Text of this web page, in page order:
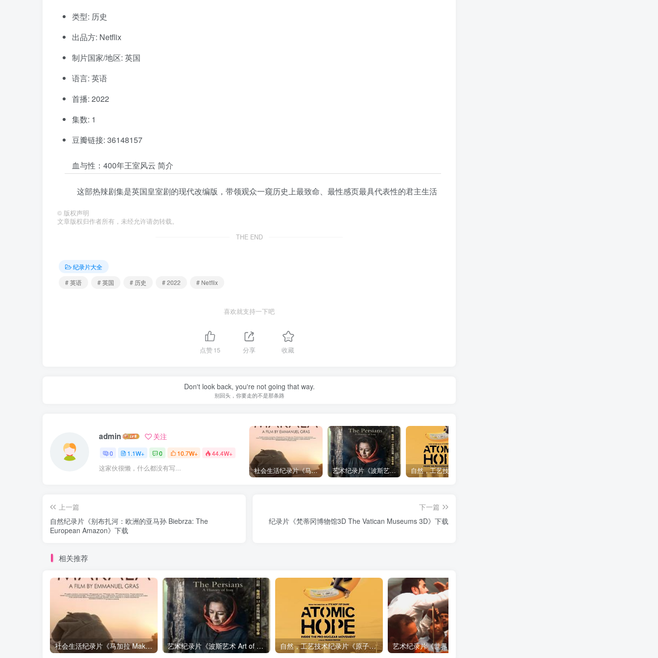
类型: 历史
出品方: Netflix
制片国家/地区: 英国
语言: 英语
首播: 2022
集数: 1
豆瓣链接: 36148157
血与性：400年王室风云 简介
这部热辣剧集是英国皇室剧的现代改编版，带领观众一窥历史上最致命、最性感页最具代表性的君主生活
© 版权声明
文章版权归作者所有，未经允许请勿转载。
THE END
纪录片大全
# 英语
# 英国 # 历史 # 2022 # Netflix
喜欢就支持一下吧
点赞15 分享 收藏
Don't look back, you're not going that way.
别回头，你要走的不是那条路
admin 关注
0 1.1W+ 0 10.7W+ 44.4W+
这家伙很懒，什么都没有写... 社会生活纪录片《马加拉 Makala》下载 艺术纪录片《波斯艺术 Art of Persia》下载
上一篇
自然纪录片《别布扎河：欧洲的亚马孙 Biebrza: The
European Amazon》下载
下一篇
纪录片《梵蒂冈博物馆3D The Vatican Museums 3D》下载
相关推荐
社会生活纪录片《马加拉 Makala》下载 艺术纪录片《波斯艺术 Art of Persia》下载 自然，工艺技术纪录片《原子能的希望 Atomic Hope – Inside the Pro-Nuclear Movement》下载